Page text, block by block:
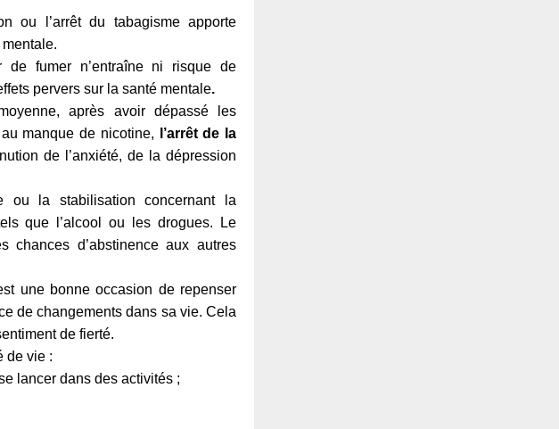
ou l’arrêt du tabagisme apporte
de fumer n’entraîne ni risque de
pervers sur la santé mentale.
après avoir dépassé les
manque de nicotine,
l’arrêt de la
de l’anxiété, de la dépression
ou la stabilisation concernant la
que l’alcool ou les drogues. Le
chances d’abstinence aux autres
une bonne occasion de repenser
de changements dans sa vie. Cela
de fierté.
de vie :
lancer dans des activités ;